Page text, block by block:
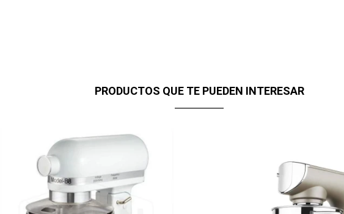
PRODUCTOS QUE TE PUEDEN INTERESAR